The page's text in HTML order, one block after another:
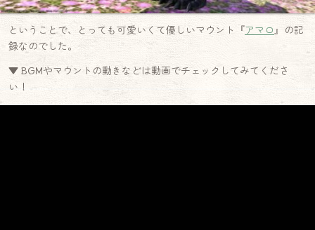
ということで、とっても可愛いくて優しいマウント『アマロ』の記
録なのでした。
▼ BGMやマウントの動きなどは動画でチェックしてみてくださ
い！